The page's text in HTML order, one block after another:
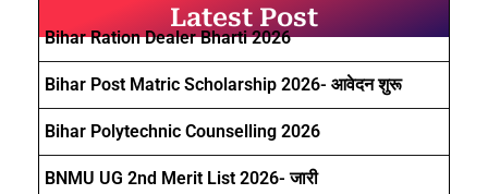
Latest Post
Bihar Ration Dealer Bharti 2026
Bihar Post Matric Scholarship 2026- आवेदन शुरू
Bihar Polytechnic Counselling 2026
BNMU UG 2nd Merit List 2026- जारी